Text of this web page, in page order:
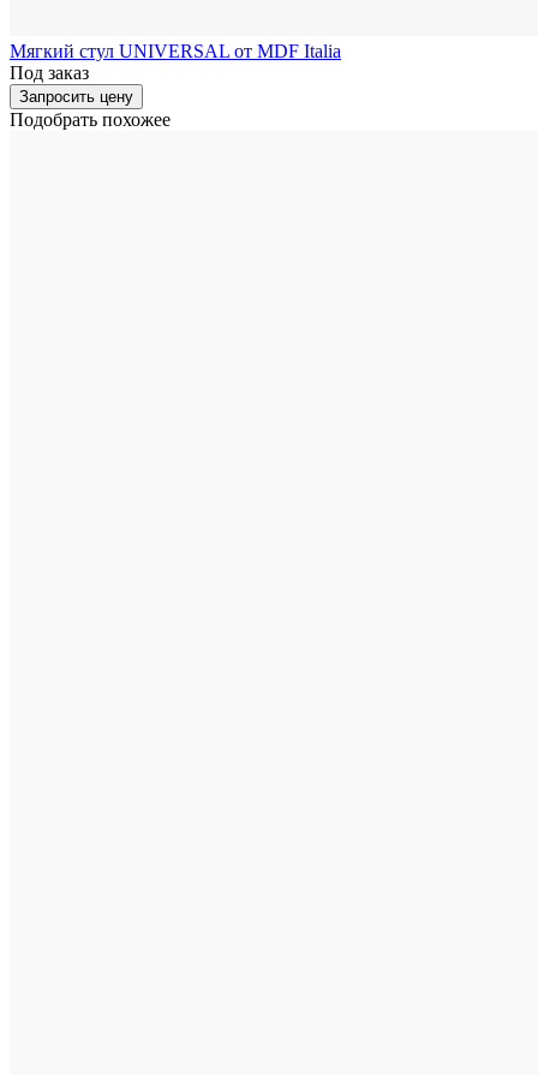
Мягкий стул UNIVERSAL от MDF Italia
Под заказ
Запросить цену
Подобрать похожее